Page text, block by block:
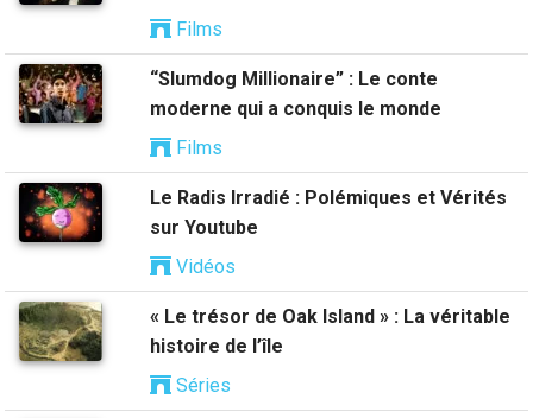
Films
“Slumdog Millionaire” : Le conte
moderne qui a conquis le monde
Films
Le Radis Irradié : Polémiques et Vérités
sur Youtube
Vidéos
« Le trésor de Oak Island » : La véritable
histoire de l’île
Séries